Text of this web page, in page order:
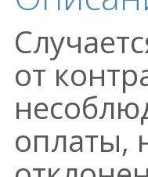
от
оплаты,